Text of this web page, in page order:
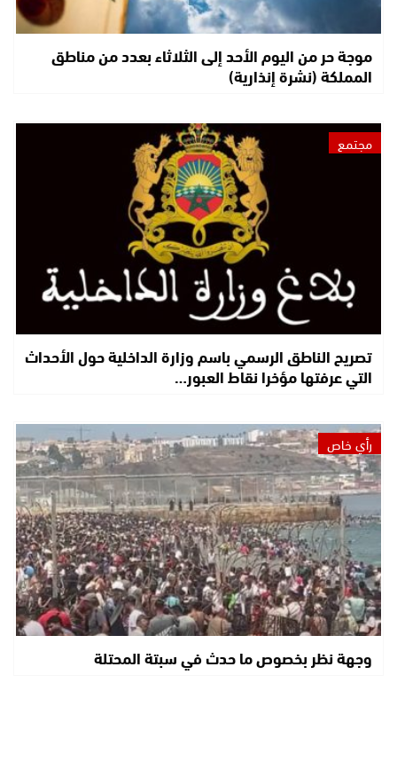
موجة حر من اليوم الأحد إلى الثلاثاء بعدد من مناطق
المملكة (نشرة إنذارية)
مجتمع
تصريح الناطق الرسمي باسم وزارة الداخلية حول الأحداث
التي عرفتها مؤخرا نقاط العبور…
رأي خاص
وجهة نظر بخصوص ما حدث في سبتة المحتلة